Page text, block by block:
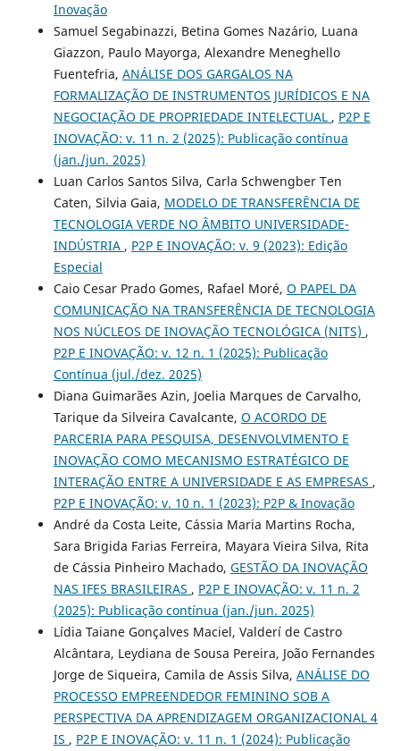
Inovação
Samuel Segabinazzi, Betina Gomes Nazário, Luana
Giazzon, Paulo Mayorga, Alexandre Meneghello
Fuentefria, ANÁLISE DOS GARGALOS NA
FORMALIZAÇÃO DE INSTRUMENTOS JURÍDICOS E NA
NEGOCIAÇÃO DE PROPRIEDADE INTELECTUAL , P2P E
INOVAÇÃO: v. 11 n. 2 (2025): Publicação contínua
(jan./jun. 2025)
Luan Carlos Santos Silva, Carla Schwengber Ten
Caten, Silvia Gaia, MODELO DE TRANSFERÊNCIA DE
TECNOLOGIA VERDE NO ÂMBITO UNIVERSIDADE-
INDÚSTRIA , P2P E INOVAÇÃO: v. 9 (2023): Edição
Especial
Caio Cesar Prado Gomes, Rafael Moré, O PAPEL DA
COMUNICAÇÃO NA TRANSFERÊNCIA DE TECNOLOGIA
NOS NÚCLEOS DE INOVAÇÃO TECNOLÓGICA (NITS) ,
P2P E INOVAÇÃO: v. 12 n. 1 (2025): Publicação
Contínua (jul./dez. 2025)
Diana Guimarães Azin, Joelia Marques de Carvalho,
Tarique da Silveira Cavalcante, O ACORDO DE
PARCERIA PARA PESQUISA, DESENVOLVIMENTO E
INOVAÇÃO COMO MECANISMO ESTRATÉGICO DE
INTERAÇÃO ENTRE A UNIVERSIDADE E AS EMPRESAS ,
P2P E INOVAÇÃO: v. 10 n. 1 (2023): P2P & Inovação
André da Costa Leite, Cássia Maria Martins Rocha,
Sara Brigida Farias Ferreira, Mayara Vieira Silva, Rita
de Cássia Pinheiro Machado, GESTÃO DA INOVAÇÃO
NAS IFES BRASILEIRAS , P2P E INOVAÇÃO: v. 11 n. 2
(2025): Publicação contínua (jan./jun. 2025)
Lídia Taiane Gonçalves Maciel, Valderí de Castro
Alcântara, Leydiana de Sousa Pereira, João Fernandes
Jorge de Siqueira, Camila de Assis Silva, ANÁLISE DO
PROCESSO EMPREENDEDOR FEMININO SOB A
PERSPECTIVA DA APRENDIZAGEM ORGANIZACIONAL 4
IS , P2P E INOVAÇÃO: v. 11 n. 1 (2024): Publicação